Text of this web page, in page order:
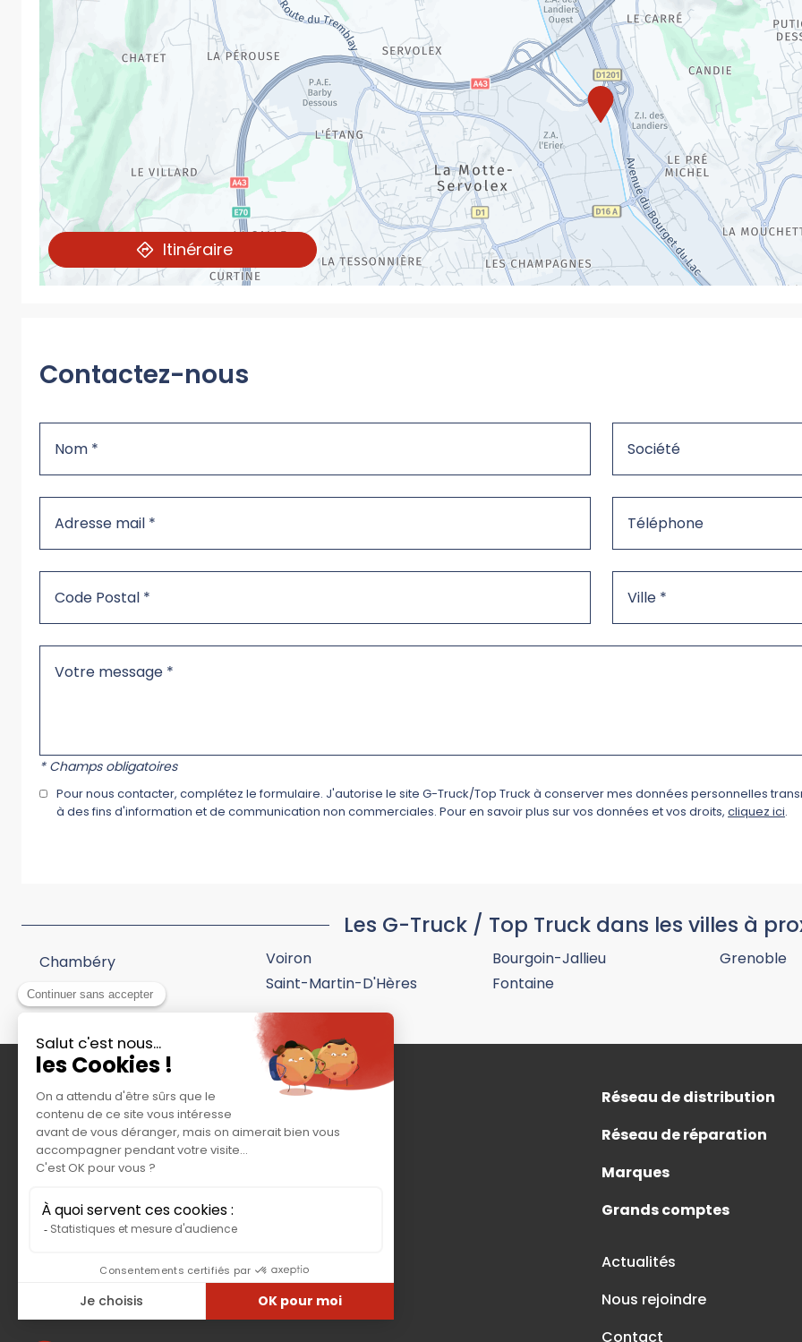
Itinéraire
Contactez-nous
* Champs obligatoires
Pour nous contacter, complétez le formulaire. J'autorise le site G-Truck/Top Truck à conserver mes données personnelles
à des fins d'information et de communication non commerciales. Pour en savoir plus sur vos données et vos droits,cliquez ici.
Les G-Truck / Top Truck dans les villes à
Chambéry
Voiron
Saint-Martin-D'Hères
Bourgoin-Jallieu
Fontaine
Grenoble
92309 LEVALLOIS PERRET
Réseau de distribution
Réseau de réparation
Marques
Grands comptes
Actualités
Nous rejoindre
Contact